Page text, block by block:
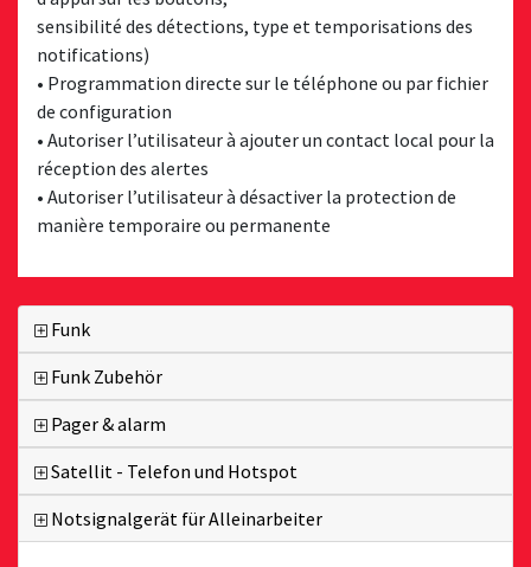
sensibilité des détections, type et temporisations des
notifications)
• Programmation directe sur le téléphone ou par fichier
de configuration
• Autoriser l’utilisateur à ajouter un contact local pour la
réception des alertes
• Autoriser l’utilisateur à désactiver la protection de
manière temporaire ou permanente
Funk
Funk Zubehör
Pager & alarm
Satellit - Telefon und Hotspot
Notsignalgerät für Alleinarbeiter